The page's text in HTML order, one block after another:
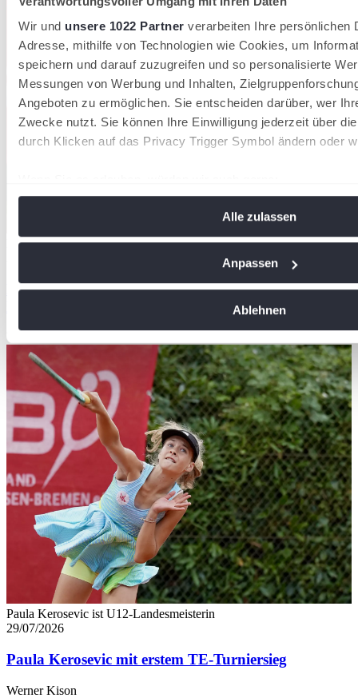
Wir und unsere 1022 Partner verarbeiten Ihre persönlichen
Adresse, mithilfe von Technologien wie Cookies, um
speichern und darauf zuzugreifen und so personalisierte
Messungen von Werbung und Inhalten,
Angeboten zu ermöglichen. Sie entscheiden darüber, wer
Zwecke nutzt. Sie können Ihre Einwilligung jederzeit über
durch Klicken auf das Privacy Trigger Symbol ändern oder
Ihr Gerät durch aktives Scannen nach bestimmten
Erfahren Sie mehr darüber, wie Ihre persönlichen Daten
soziale Medien anbieten zu können und die Zugriffe auf
analysieren. Außerdem geben wir Informationen zu Ihrer
an unsere Partner für soziale Medien, Werbung und
führen diese Informationen möglicherweise mit weiteren
ihnen bereitgestellt haben oder die sie im Rahmen Ihrer
gesammelt haben. DieCookie-Einstellungenkönnen
Footer aufgerufen und angepasst werden.
Alle zulassen
Anpassen
Ablehnen
Paula Kerosevic ist U12-Landesmeisterin
Landesmeisterschaft Sommer der Jugend in
Werner Kison
Paula Kerosevic ist U12-Landesmeisterin
29/07/2026
Paula Kerosevic mit erstem TE-Turniersieg
Werner Kison